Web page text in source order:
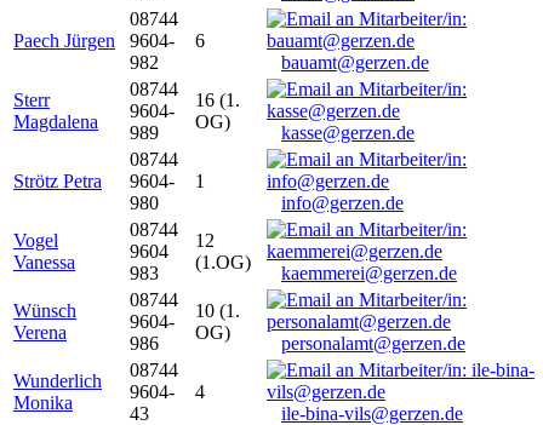
Paech Jürgen
08744
9604-
982
6
bauamt@gerzen.de
Sterr
Magdalena
08744
9604-
989
16 (1.
OG)
kasse@gerzen.de
Strötz Petra
08744
9604-
980
1
info@gerzen.de
Vogel
Vanessa
08744
9604
983
12
(1.OG)
kaemmerei@gerzen.de
Wünsch
Verena
08744
9604-
986
10 (1.
OG)
personalamt@gerzen.de
Wunderlich
Monika
08744
9604-
43
4
ile-bina-vils@gerzen.de